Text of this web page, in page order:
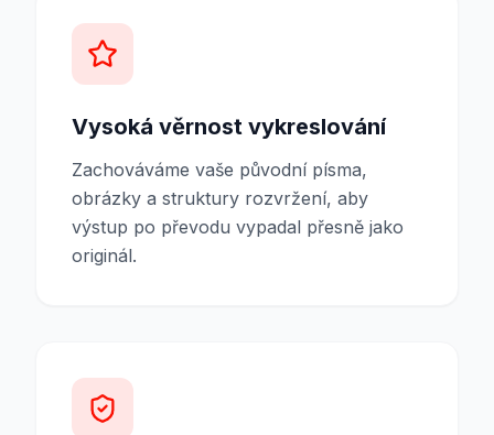
Vysoká věrnost vykreslování
Zachováváme vaše původní písma,
obrázky a struktury rozvržení, aby
výstup po převodu vypadal přesně jako
originál.